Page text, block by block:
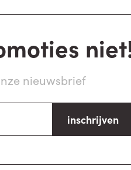
nieuwsbrief
inschrijven